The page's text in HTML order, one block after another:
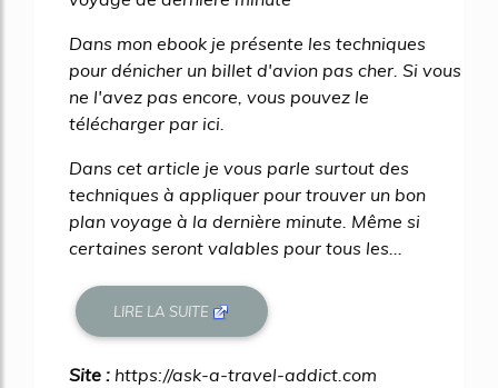
Dans mon ebook je présente les techniques
pour dénicher un billet d'avion pas cher. Si vous
ne l'avez pas encore, vous pouvez le
télécharger par ici.
Dans cet article je vous parle surtout des
techniques à appliquer pour trouver un bon
plan voyage à la dernière minute. Même si
certaines seront valables pour tous les...
LIRE LA SUITE
Site : https://ask-a-travel-addict.com